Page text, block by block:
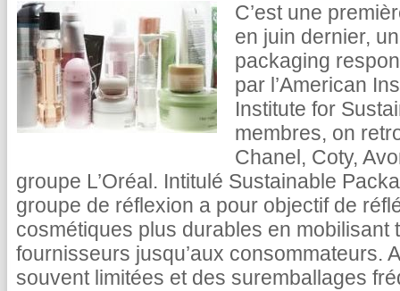
C’est une
en juin dernier,
packaging
par l’American
Institute for
membres, on
Chanel, Coty,
groupe L’Oréal. Intitulé Sustainable
groupe de réflexion a pour objectif de
cosmétiques plus durables en mobilisant
fournisseurs jusqu’aux consommateurs.
souvent limitées et des suremballages